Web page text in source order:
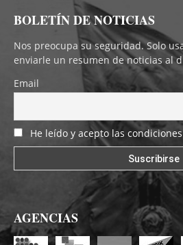
BOLETÍN DE NOTICIAS
Nos preocupa su seguridad. Solo
enviarle un resumen de noticias al
Email
He leído y acepto las
AGENCIAS